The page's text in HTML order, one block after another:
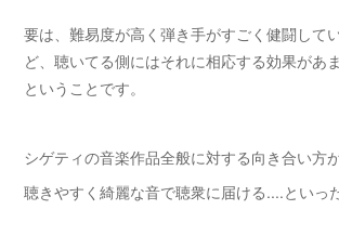
要は、難易度が高く弾き手がすごく健闘して
ど、聴いてる側にはそれに相応する効果があ
ということです。
シゲティの音楽作品全般に対する向き合い方が
聴きやすく綺麗な音で聴衆に届ける....といっ